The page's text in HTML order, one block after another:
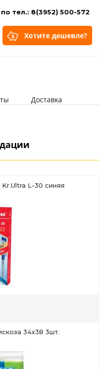
тел.: 8(3952) 500-572
Хотите дешевле?
Доставка
L-30 синяя
34х38 3шт.